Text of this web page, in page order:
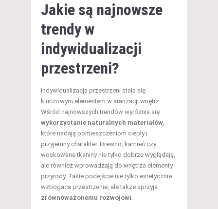
Jakie są najnowsze
trendy w
indywidualizacji
przestrzeni?
Indywidualizacja przestrzeni stała się
kluczowym elementem w aranżacji wnętrz.
Wśród najnowszych trendów wyróżnia się
wykorzystanie naturalnych materiałów,
które nadają pomieszczeniom ciepły i
przyjemny charakter. Drewno, kamień czy
woskowane tkaniny nie tylko dobrze wyglądają,
ale również wprowadzają do wnętrza elementy
przyrody. Takie podejście nie tylko estetycznie
wzbogaca przestrzenie, ale także sprzyja
zrównoważonemu rozwojowi.